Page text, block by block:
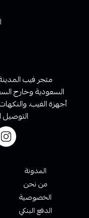
متجر فيب
السعودية وخارج
أجهزة الفيب،
التوصيل
المدونة
من نحن
الخصوصية
الدفع البنكي